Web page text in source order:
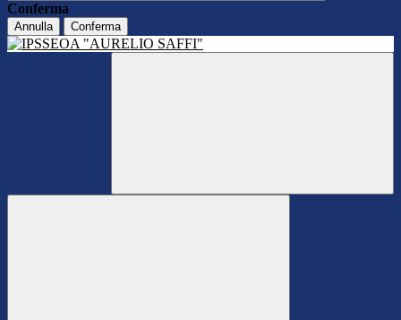
Conferma
Annulla Conferma